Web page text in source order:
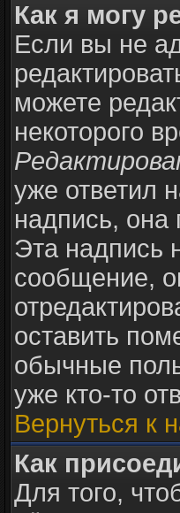
Как я могу
Если вы не
можете
некоторого
уже ответил
надпись, она
Эта надпись
сообщение,
оставить
обычные
уже кто-то
Вернуться к
Как
Для того,